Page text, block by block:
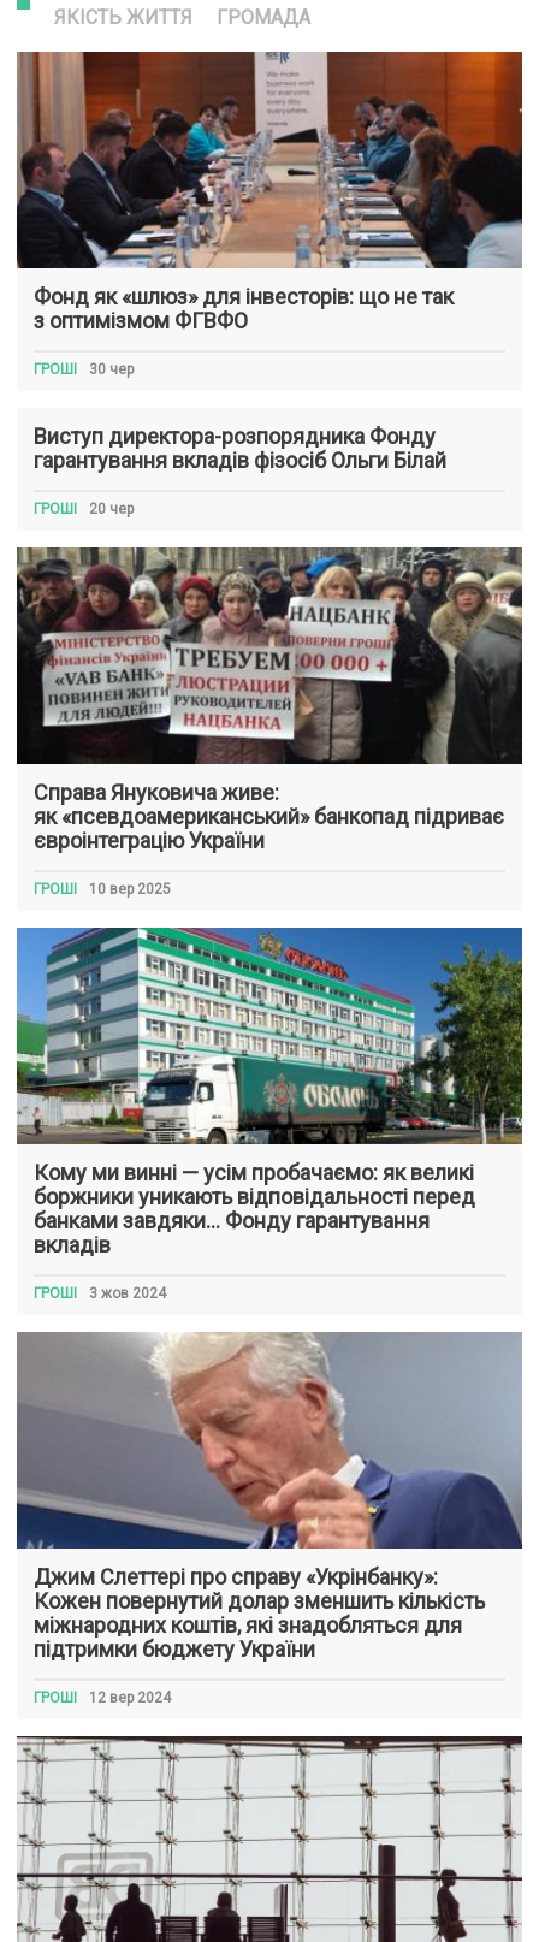
ЯКІСТЬ ЖИТТЯ
ГРОМАДА
Фонд як «шлюз» для інвесторів: що не так
з оптимізмом ФГВФО
ГРОШІ 30 чер
Виступ директора-розпорядника Фонду
гарантування вкладів фізосіб Ольги Білай
ГРОШІ 20 чер
Справа Януковича живе:
як «псевдоамериканський» банкопад підриває
євроінтеграцію України
ГРОШІ 10 вер 2025
Кому ми винні — усім пробачаємо: як великі
боржники уникають відповідальності перед
банками завдяки… Фонду гарантування
вкладів
ГРОШІ 3 жов 2024
Джим Слеттері про справу «Укрінбанку»:
Кожен повернутий долар зменшить кількість
міжнародних коштів, які знадобляться для
підтримки бюджету України
ГРОШІ 12 вер 2024